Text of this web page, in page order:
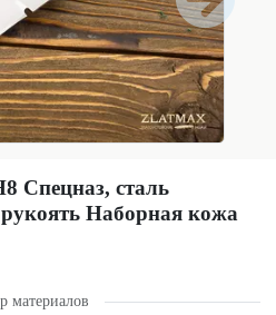
Спецназ, сталь
Наборная кожа
материалов